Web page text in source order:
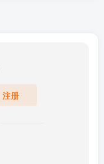
注册